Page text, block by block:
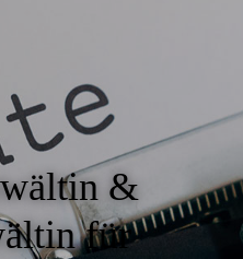
&
für